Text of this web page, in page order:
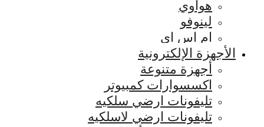
هواوي
لينوفو
ام اس اي
الأجهزة الإلكترونية
أجهزة متنوعة
اكسسوارات كمبيوتر
تليفونات ارضي سلكيه
تليفونات ارضي لاسلكيه